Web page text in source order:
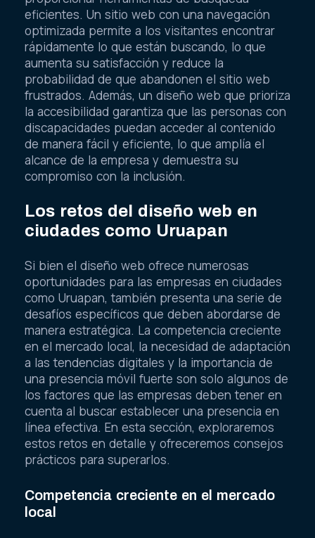
eficientes. Un sitio web con una navegación
optimizada permite a los visitantes encontrar
rápidamente lo que están buscando, lo que
aumenta su satisfacción y reduce la
probabilidad de que abandonen el sitio web
frustrados. Además, un diseño web que prioriza
la accesibilidad garantiza que las personas con
discapacidades puedan acceder al contenido
de manera fácil y eficiente, lo que amplía el
alcance de la empresa y demuestra su
compromiso con la inclusión.
Los retos del diseño web en
ciudades como Uruapan
Si bien el diseño web ofrece numerosas
oportunidades para las empresas en ciudades
como Uruapan, también presenta una serie de
desafíos específicos que deben abordarse de
manera estratégica. La competencia creciente
en el mercado local, la necesidad de adaptación
a las tendencias digitales y la importancia de
una presencia móvil fuerte son solo algunos de
los factores que las empresas deben tener en
cuenta al buscar establecer una presencia en
línea efectiva. En esta sección, exploraremos
estos retos en detalle y ofreceremos consejos
prácticos para superarlos.
Competencia creciente en el mercado
local